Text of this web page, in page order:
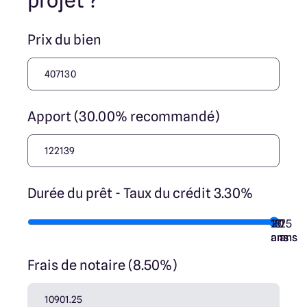
jouent un rôle d’intermédiation ou de négociation sur la
nos partenaires fonciers.
Prix du bien
Apport (30.00% recommandé)
Durée du prêt - Taux du crédit 3.30%
7
ans
10
ans
15
ans
20
ans
25
ans
Frais de notaire (8.50%)